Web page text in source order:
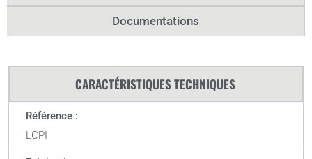
Documentations
CARACTÉRISTIQUES TECHNIQUES
Référence :
LCPI